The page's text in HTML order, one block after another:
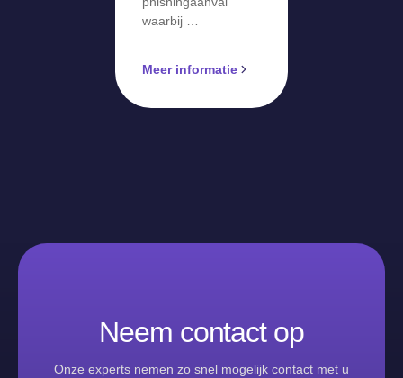
waarbij …
Meer informatie
Neem contact op
Onze experts nemen zo snel mogelijk contact met u